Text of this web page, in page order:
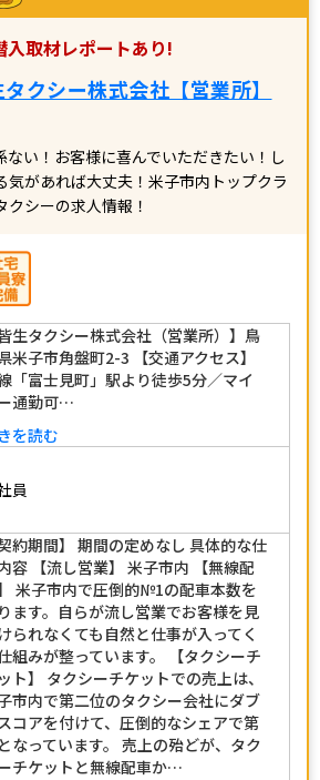
入取材レポートあり!
クシー株式会社【営業所】
ない！お客様に喜んでいただきたい！し
気があれば大丈夫！米子市内トップクラ
シーの求人情報！
皆生タクシー株式会社（営業所）】鳥
米子市角盤町2-3 【交通アクセス】
「富士見町」駅より徒歩5分／マイ
通勤可…
を読む
員
契約期間】 期間の定めなし 具体的な仕
容 【流し営業】 米子市内 【無線配
米子市内で圧倒的№1の配車本数を
ます。自らが流し営業でお客様を見
られなくても自然と仕事が入ってく
組みが整っています。 【タクシーチ
ト】 タクシーチケットでの売上は、
市内で第二位のタクシー会社にダブ
コアを付けて、圧倒的なシェアで第
なっています。 売上の殆どが、タク
チケットと無線配車か…